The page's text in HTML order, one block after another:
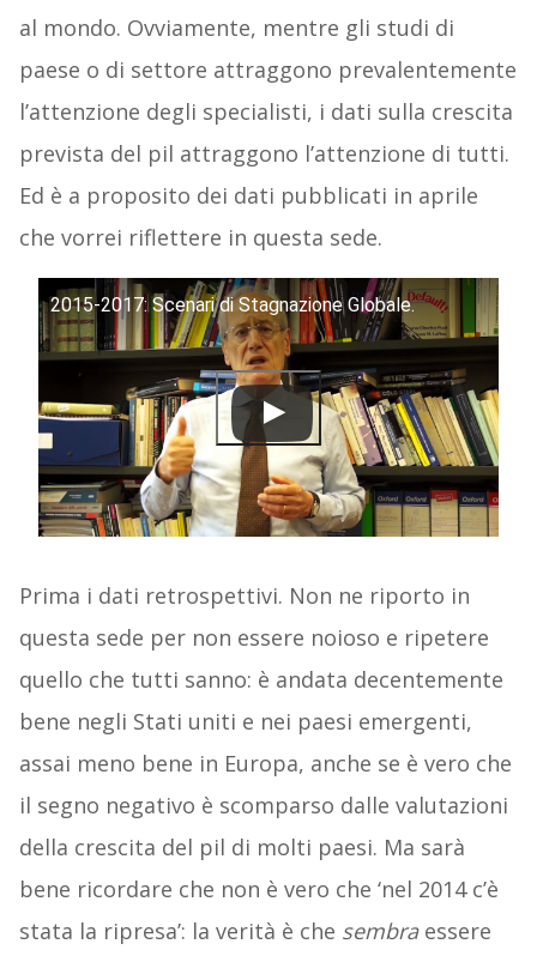
al mondo. Ovviamente, mentre gli studi di
paese o di settore attraggono prevalentemente
l’attenzione degli specialisti, i dati sulla crescita
prevista del pil attraggono l’attenzione di tutti.
Ed è a proposito dei dati pubblicati in aprile
che vorrei riflettere in questa sede.
2015-2017: Scenari di Stagnazione Globale.
Prima i dati retrospettivi. Non ne riporto in
questa sede per non essere noioso e ripetere
quello che tutti sanno: è andata decentemente
bene negli Stati uniti e nei paesi emergenti,
assai meno bene in Europa, anche se è vero che
il segno negativo è scomparso dalle valutazioni
della crescita del pil di molti paesi. Ma sarà
bene ricordare che non è vero che ‘nel 2014 c’è
stata la ripresa’: la verità è che sembraessere